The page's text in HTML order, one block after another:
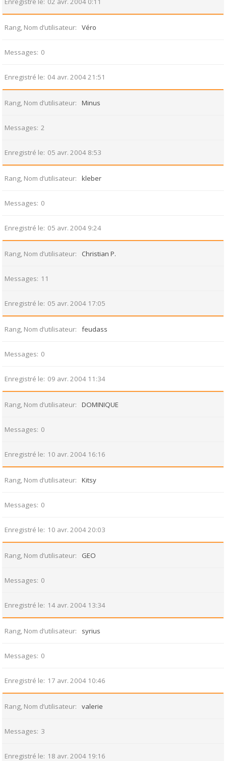
Rang, Nom d’utilisateur Véro
Messages 0
Enregistré le 04 avr. 2004 21:51
Rang, Nom d’utilisateur Minus
Messages 2
Enregistré le 05 avr. 2004 8:53
Rang, Nom d’utilisateur kleber
Messages 0
Enregistré le 05 avr. 2004 9:24
Rang, Nom d’utilisateur Christian P.
Messages 11
Enregistré le 05 avr. 2004 17:05
Rang, Nom d’utilisateur feudass
Messages 0
Enregistré le 09 avr. 2004 11:34
Rang, Nom d’utilisateur DOMINIQUE
Messages 0
Enregistré le 10 avr. 2004 16:16
Rang, Nom d’utilisateur Kitsy
Messages 0
Enregistré le 10 avr. 2004 20:03
Rang, Nom d’utilisateur GEO
Messages 0
Enregistré le 14 avr. 2004 13:34
Rang, Nom d’utilisateur syrius
Messages 0
Enregistré le 17 avr. 2004 10:46
Rang, Nom d’utilisateur valerie
Messages 3
Enregistré le 18 avr. 2004 19:16